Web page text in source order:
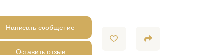
Написать сообщение
Оставить отзыв